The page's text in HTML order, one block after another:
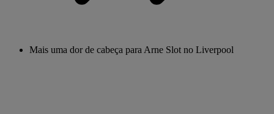
Mais uma dor de cabeça para Arne Slot no Liverpool